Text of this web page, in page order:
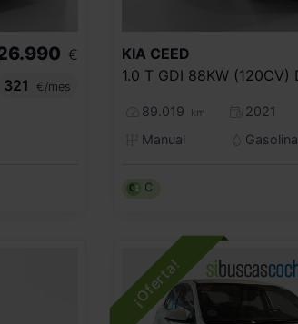
€
321
€/mes
KIA CEED
89.019 km
2021
Manual
Gasolina
C